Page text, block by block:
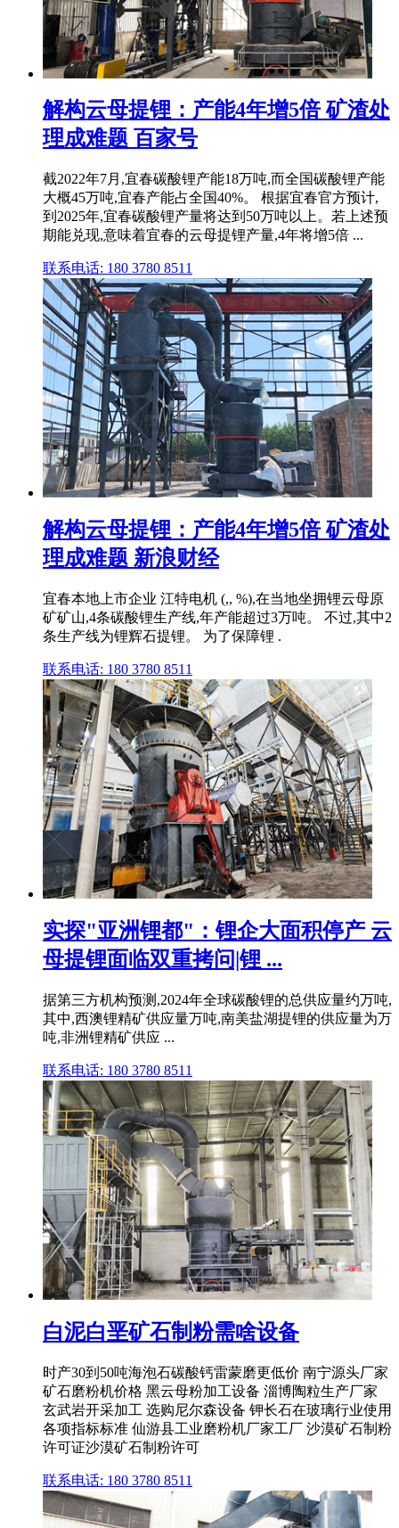
解构云母提锂：产能4年增5倍 矿渣处
理成难题 百家号
截2022年7月,宜春碳酸锂产能18万吨,而全国碳酸锂产能
大概45万吨,宜春产能占全国40%。 根据宜春官方预计,
到2025年,宜春碳酸锂产量将达到50万吨以上。若上述预
期能兑现,意味着宜春的云母提锂产量,4年将增5倍 ...
联系电话: 180 3780 8511
解构云母提锂：产能4年增5倍 矿渣处
理成难题 新浪财经
宜春本地上市企业 江特电机 (,, %),在当地坐拥锂云母原
矿矿山,4条碳酸锂生产线,年产能超过3万吨。 不过,其中2
条生产线为锂辉石提锂。 为了保障锂 .
联系电话: 180 3780 8511
实探"亚洲锂都"：锂企大面积停产 云
母提锂面临双重拷问|锂 ...
据第三方机构预测,2024年全球碳酸锂的总供应量约万吨,
其中,西澳锂精矿供应量万吨,南美盐湖提锂的供应量为万
吨,非洲锂精矿供应 ...
联系电话: 180 3780 8511
白泥白垩矿石制粉需啥设备
时产30到50吨海泡石碳酸钙雷蒙磨更低价 南宁源头厂家
矿石磨粉机价格 黑云母粉加工设备 淄博陶粒生产厂家
玄武岩开采加工 选购尼尔森设备 钾长石在玻璃行业使用
各项指标标准 仙游县工业磨粉机厂家工厂 沙漠矿石制粉
许可证沙漠矿石制粉许可
联系电话: 180 3780 8511